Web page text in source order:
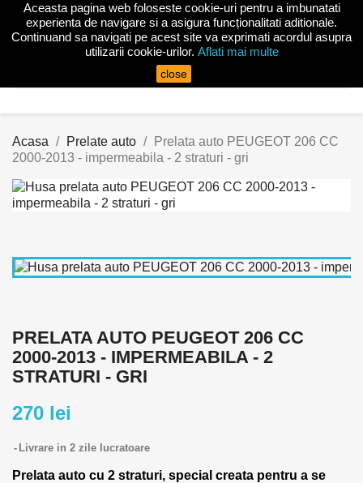
Acasa Prelate auto
Prelata auto PEUGEOT 206 CC
2000-2013 - impermeabila - 2 straturi - gri
PRELATA AUTO PEUGEOT 206 CC
2000-2013 - IMPERMEABILA - 2
STRATURI - GRI
270 lei
Livrare in 2 zile lucratoare
Prelata auto cu 2 straturi, special creata pentru a se
Aceasta pagina web foloseste cookie-uri pentru a imbunatati
experienta de navigare si a asigura funcționalitati aditionale.
Continuand sa navigati pe acest site va exprimati acordul asupra
utilizarii cookie-urilor. Aflati mai multe
close